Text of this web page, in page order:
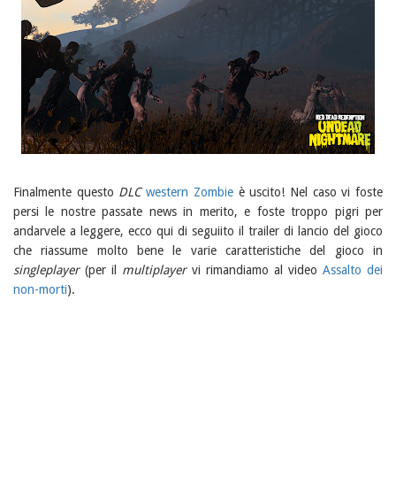
Finalmente questo DLC western Zombieè uscito! Nel caso vi foste
persi le nostre passate news in merito, e foste troppo pigri per
andarvele a leggere, ecco qui di seguiito il trailer di lancio del gioco
che riassume molto bene le varie caratteristiche del gioco in
singleplayer(per il multiplayervi rimandiamo al video Assalto dei
non-morti).